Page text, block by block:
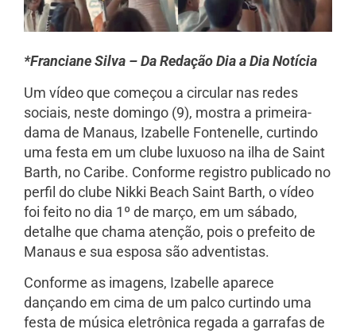
*Franciane Silva – Da Redação Dia a Dia Notícia
Um vídeo que começou a circular nas redes
sociais, neste domingo (9), mostra a primeira-
dama de Manaus, Izabelle Fontenelle, curtindo
uma festa em um clube luxuoso na ilha de Saint
Barth, no Caribe. Conforme registro publicado no
perfil do clube Nikki Beach Saint Barth, o vídeo
foi feito no dia 1º de março, em um sábado,
detalhe que chama atenção, pois o prefeito de
Manaus e sua esposa são adventistas.
Conforme as imagens, Izabelle aparece
dançando em cima de um palco curtindo uma
festa de música eletrônica regada a garrafas de